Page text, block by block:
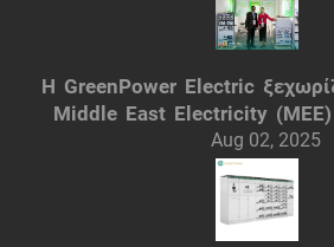
Η GreenPower Electric
Middle East Electricity
Έξυπνες ηλεκτρικές
Aug 02, 2025